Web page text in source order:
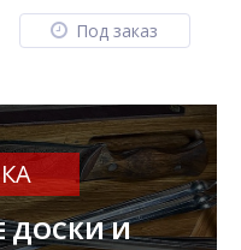
Под заказ
ДОСКИ И